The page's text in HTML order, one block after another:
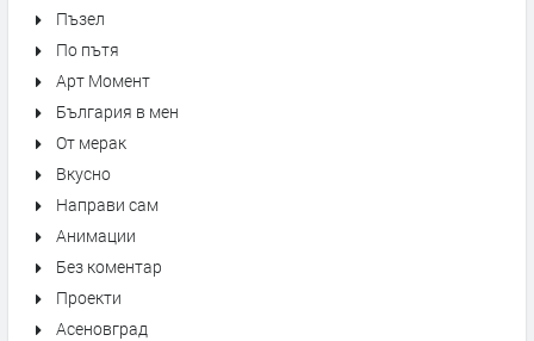
Пъзел
По пътя
Арт Момент
България в мен
От мерак
Вкусно
Направи сам
Анимации
Без коментар
Проекти
Асеновград